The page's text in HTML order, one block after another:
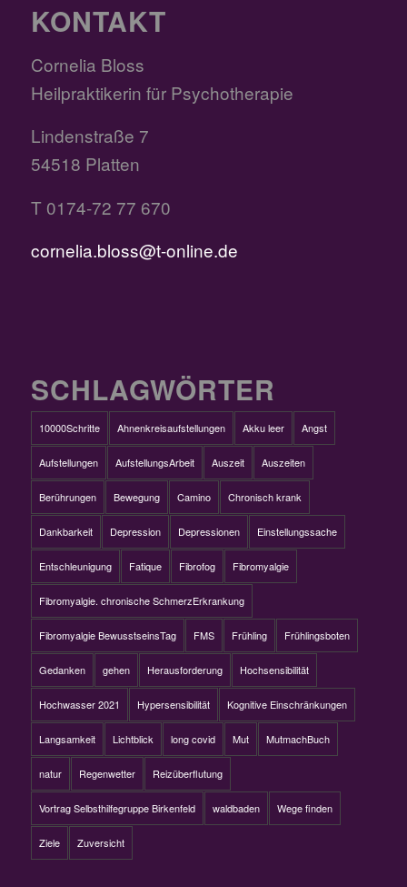
KONTAKT
Cornelia Bloss
Heilpraktikerin für Psychotherapie
Lindenstraße 7
54518 Platten
T 0174-72 77 670
cornelia.bloss@t-online.de
SCHLAGWÖRTER
10000Schritte Ahnenkreisaufstellungen Akku leer Angst
Aufstellungen AufstellungsArbeit Auszeit Auszeiten
Berührungen Bewegung Camino Chronisch krank
Dankbarkeit Depression Depressionen Einstellungssache
Entschleunigung Fatique Fibrofog Fibromyalgie
Fibromyalgie. chronische SchmerzErkrankung
Fibromyalgie BewusstseinsTag FMS Frühling Frühlingsboten
Gedanken gehen Herausforderung Hochsensibilität
Hochwasser 2021 Hypersensibilität Kognitive Einschränkungen
Langsamkeit Lichtblick long covid Mut MutmachBuch
natur Regenwetter Reizüberflutung
Vortrag Selbsthilfegruppe Birkenfeld waldbaden Wege finden
Ziele Zuversicht